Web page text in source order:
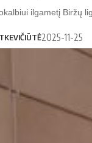
ilgametį Biržų
2025-11-25